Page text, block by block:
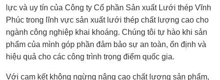
lực và uy tín của Công ty Cổ phần Sản xuất Lưới thép Vĩnh
Phúc trong lĩnh vực sản xuất lưới thép chất lượng cao cho
ngành công nghiệp khai khoáng. Chúng tôi tự hào khi sản
phẩm của mình góp phần đảm bảo sự an toàn, ổn định và
hiệu quả cho các công trình trọng điểm quốc gia.
Với cam kết không ngừng nâng cao chất lượng sản phẩm,